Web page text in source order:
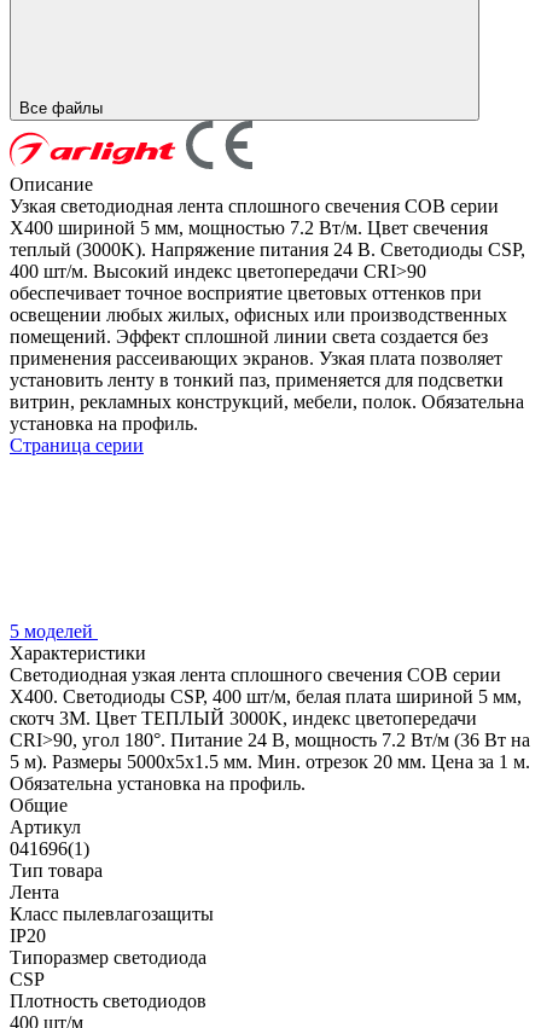
Все файлы
Описание
Узкая светодиодная лента сплошного свечения COB серии
X400 шириной 5 мм, мощностью 7.2 Вт/м. Цвет свечения
теплый (3000K). Напряжение питания 24 В. Светодиоды CSP,
400 шт/м. Высокий индекс цветопередачи CRI>90
обеспечивает точное восприятие цветовых оттенков при
освещении любых жилых, офисных или производственных
помещений. Эффект сплошной линии света создается без
применения рассеивающих экранов. Узкая плата позволяет
установить ленту в тонкий паз, применяется для подсветки
витрин, рекламных конструкций, мебели, полок. Обязательна
установка на профиль.
Страница серии
5 моделей
Характеристики
Светодиодная узкая лента сплошного свечения COB серии
X400. Светодиоды CSP, 400 шт/м, белая плата шириной 5 мм,
скотч 3M. Цвет ТЕПЛЫЙ 3000K, индекс цветопередачи
CRI>90, угол 180°. Питание 24 В, мощность 7.2 Вт/м (36 Вт на
5 м). Размеры 5000х5х1.5 мм. Мин. отрезок 20 мм. Цена за 1 м.
Обязательна установка на профиль.
Общие
Артикул
041696(1)
Тип товара
Лента
Класс пылевлагозащиты
IP20
Типоразмер светодиода
CSP
Плотность светодиодов
400 шт/м